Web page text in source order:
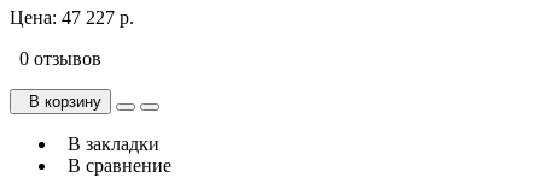
Цена: 47 227 р.
0 отзывов
В корзину
В закладки
В сравнение